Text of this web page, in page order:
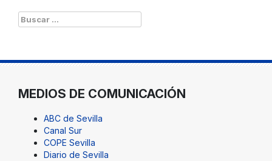
Buscar:
MEDIOS DE COMUNICACIÓN
ABC de Sevilla
Canal Sur
COPE Sevilla
Diario de Sevilla